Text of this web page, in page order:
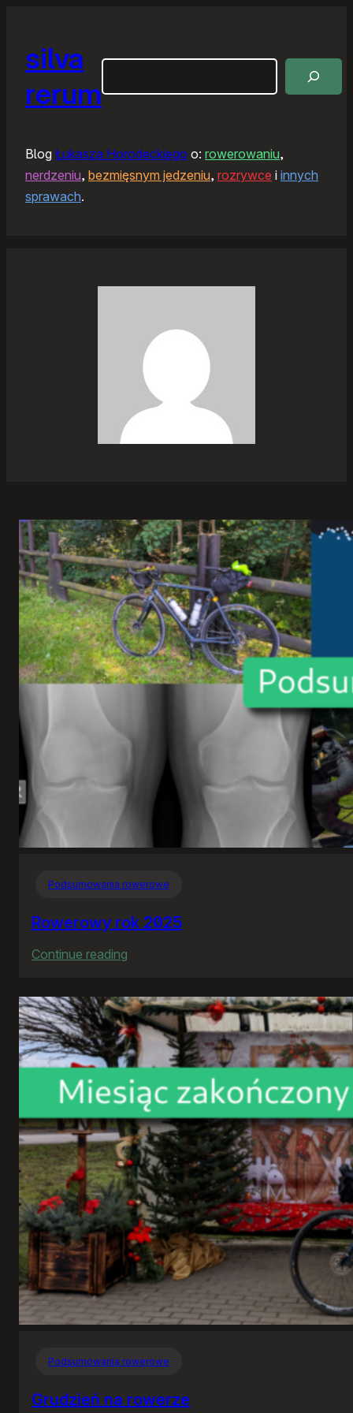
silva
rerum
Blog Łukasza Horodeckiego o: rowerowaniu,
nerdzeniu, bezmięsnym jedzeniu, rozrywce i innych
sprawach.
Podsumowania rowerowe
Rowerowy rok 2025
Continue reading
rok
2025
Podsumowania rowerowe
Grudzień na rowerze